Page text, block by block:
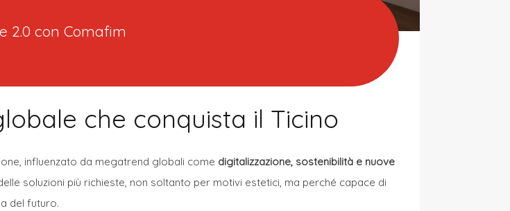
2.0 con Comafim
che conquista il Ticino
influenzato da megatrend globali come digitalizzazione, sostenibilità e nuove
soluzioni più richieste, non soltanto per motivi estetici, ma perché capace di
del futuro.